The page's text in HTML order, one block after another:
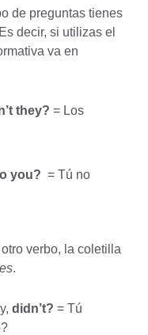
de preguntas tienes
decir, si utilizas el
va en
they? = Los
you? = Tú no
verbo, la coletilla
.
didn’t? = Tú